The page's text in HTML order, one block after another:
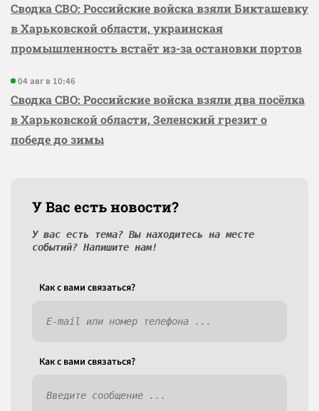
Сводка СВО: Российские войска взяли Бикташевку
в Харьковской области, украинская
промышленность встаёт из-за остановки портов
04 авг в 10:46
Сводка СВО: Российские войска взяли два посёлка
в Харьковской области, Зеленский грезит о
победе до зимы
У Вас есть новости?
У вас есть тема? Вы находитесь на месте
событий? Напишите нам!
Как c вами связаться?
Как c вами связаться?